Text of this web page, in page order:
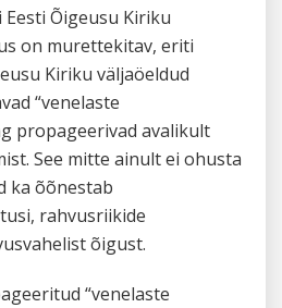
Õigeusu Kiriku
on murettekitav, eriti
Kiriku väljaöeldud
“venelaste
propageerivad avalikult
See mitte ainult ei ohusta
ka õõnestab
rahvusriikide
õigust.
“venelaste